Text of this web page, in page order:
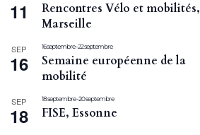
11
Rencontres Vélo et mobilités,
Marseille
SEP
16
16 septembre-22 septembre
Semaine européenne de la
mobilité
SEP
18
18 septembre-20 septembre
FISE, Essonne